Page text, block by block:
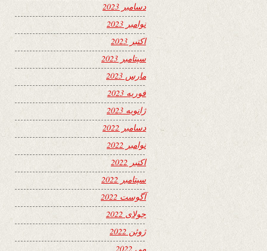
دسامبر 2023
نوامبر 2023
اکتبر 2023
سپتامبر 2023
مارس 2023
فوریه 2023
ژانویه 2023
دسامبر 2022
نوامبر 2022
اکتبر 2022
سپتامبر 2022
آگوست 2022
جولای 2022
ژوئن 2022
می 2022